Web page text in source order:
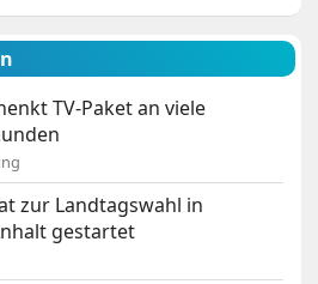
TV-Paket an viele
zur Landtagswahl in
gestartet